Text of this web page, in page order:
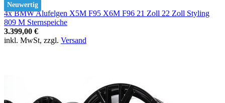
Neuwertig
4x BMW Alufelgen X5M F95 X6M F96 21 Zoll 22 Zoll Styling
809 M Sternspeiche
3.399,00 €
inkl. MwSt, zzgl. Versand